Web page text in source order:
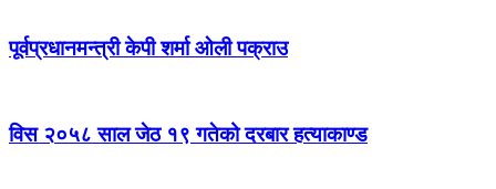
पूर्वप्रधानमन्त्री केपी शर्मा ओली पक्राउ
विस २०५८ साल जेठ १९ गतेको दरबार हत्याकाण्ड